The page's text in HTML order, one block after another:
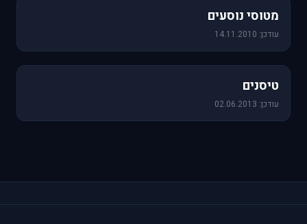
מטוסי נוסעים
עודכן: 14.11.2010
טיסנים
עודכן: 02.06.2013